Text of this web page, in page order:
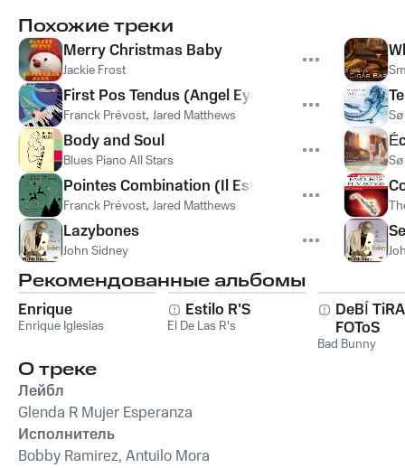
Похожие треки
Merry Christmas Baby
Jackie Frost
First Pos Tendus (Angel Eyes)
Franck Prévost, Jared Matthews
Body and Soul
Blues Piano All Stars
Pointes Combination (Il Est Né Le Divin Enfant)
Franck Prévost, Jared Matthews
Lazybones
John Sidney
Рекомендованные альбомы
Enrique
Enrique Iglesias
Estilo R'S
El De Las R's
DeBÍ
FOToS
Bad Bunny
О треке
Лейбл
Glenda R Mujer Esperanza
Исполнитель
Bobby Ramirez, Antuilo Mora